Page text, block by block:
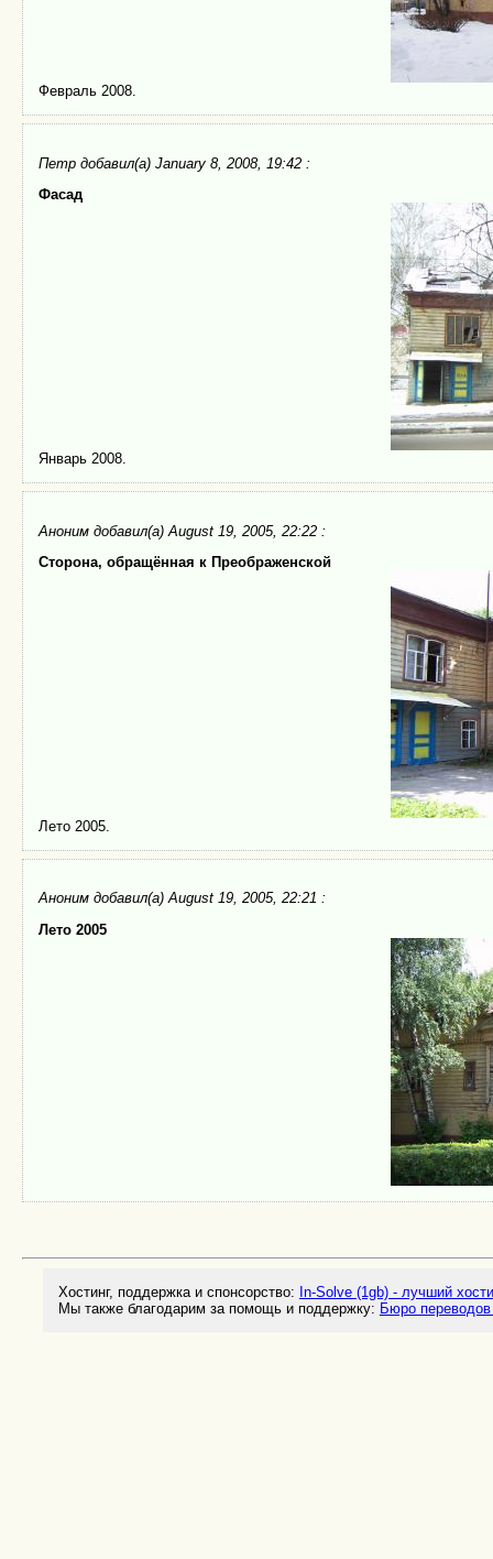
Февраль 2008.
Петр добавил(а) January 8, 2008, 19:42 :
Фасад
Январь 2008.
Аноним добавил(а) August 19, 2005, 22:22 :
Сторона, обращённая к Преображенской
Лето 2005.
Аноним добавил(а) August 19, 2005, 22:21 :
Лето 2005
Хостинг, поддержка и спонсорство: In-Solve (1gb) - лучший
Мы также благодарим за помощь и поддержку: Бюро переводов